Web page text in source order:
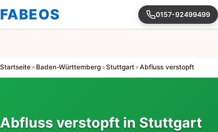
FABEOS 0157-92499499
Startseite» Baden-Württemberg»Stuttgart»Abfluss verstopft
Abfluss verstopft in Stuttgart